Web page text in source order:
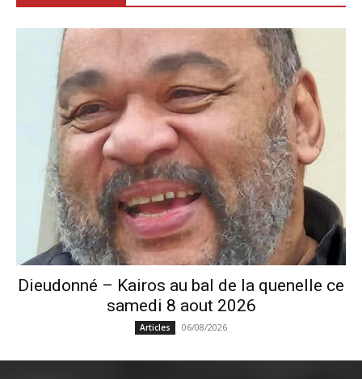
Dieudonné – Kairos au bal de la quenelle ce
samedi 8 aout 2026
Articles 06/08/2026